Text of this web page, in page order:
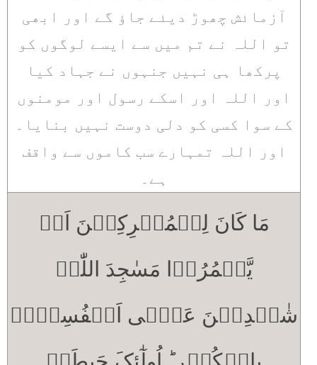
آزمائش چھوڑ دیئے جاؤ گے اور ابھی
تو اللہ نے تم میں سے ایسے لوگوں کو
پرکھا ہی نہیں جنہوں نے جہاد کیا
اور اللہ اور اسکے رسول اور مومنوں
کے سوا کسی کو دلی دوست نہیں بنایا۔
اور اللہ تمہارے سب کاموں سے واقف
ہے۔
مَا کَانَ لِلۡمُشۡرِکِیۡنَ اَنۡ
یَّعۡمُرُوۡا مَسٰجِدَ اللّٰہِ
شٰہِدِیۡنَ عَلٰۤی اَنۡفُسِہِمۡ